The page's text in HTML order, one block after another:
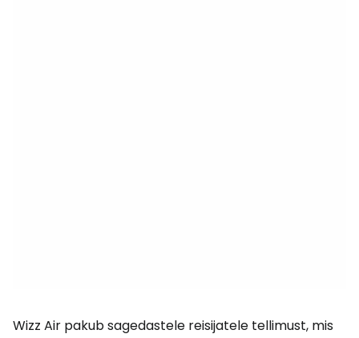
Wizz Air pakub sagedastele reisijatele tellimust, mis